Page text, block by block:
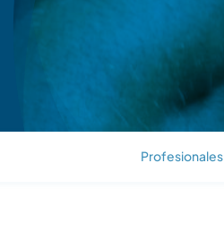
Profesionales